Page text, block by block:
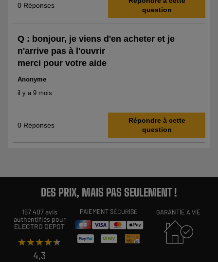
DES PRIX, MAIS PAS SEULEMENT !
157 407 avis
authentifiés pour
ELECTRO DEPOT
★★★★★
★★★★★
4,3
PAIEMENT SÉCURISÉ GARANTIE À VIE